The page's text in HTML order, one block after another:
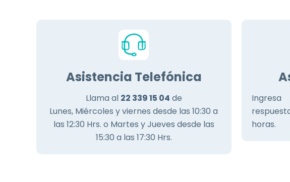
Asistencia Telefónica
Llama al 22 339 15 04 de
Lunes, Miércoles y viernes desde las 10:30 a
las 12:30 Hrs. o Martes y Jueves desde las
15:30 a las 17:30 Hrs.
horas.